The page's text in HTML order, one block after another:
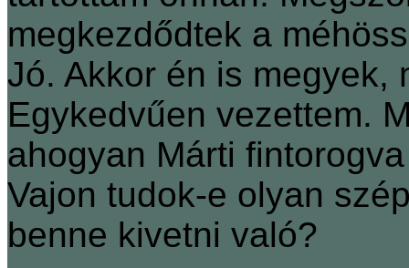
megkezdődtek a
Jó. Akkor én is megyek,
Egykedvűen vezettem.
ahogyan Márti
Vajon tudok-e olyan
benne kivetni való?